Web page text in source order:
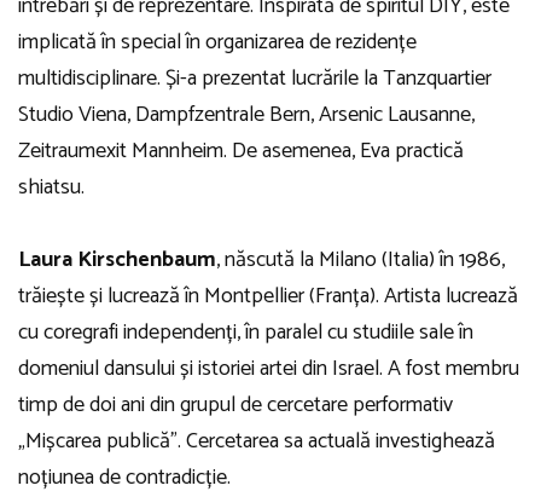
implicată în special în organizarea de rezidențe
multidisciplinare. Și-a prezentat lucrările la Tanzquartier
Studio Viena, Dampfzentrale Bern, Arsenic Lausanne,
Zeitraumexit Mannheim. De asemenea, Eva practică
shiatsu.
Laura Kirschenbaum, născută la Milano (Italia) în 1986,
trăiește și lucrează în Montpellier (Franța). Artista lucrează
cu coregrafi independenți, în paralel cu studiile sale în
domeniul dansului și istoriei artei din Israel. A fost membru
timp de doi ani din grupul de cercetare performativ
„Mișcarea publică”. Cercetarea sa actuală investighează
noțiunea de contradicție.